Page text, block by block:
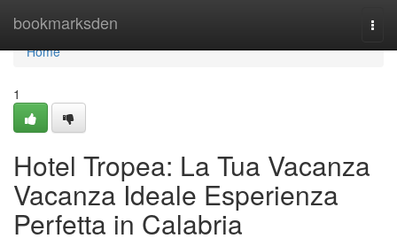
bookmarksden
Home
Home
1
Hotel Tropea: La Tua Vacanza
Vacanza Ideale Esperienza
Perfetta in Calabria